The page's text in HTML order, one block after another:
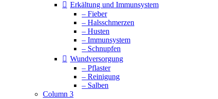
Erkältung und Immunsystem
– Fieber
– Halsschmerzen
– Husten
– Immunsystem
– Schnupfen
Wundversorgung
– Pflaster
– Reinigung
– Salben
Column 3